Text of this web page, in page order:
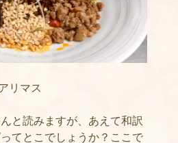
リマス
と読みますが、あえて和訳
てとこでしょうか？ここで